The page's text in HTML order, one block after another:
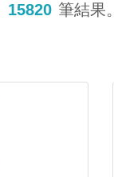
15820 筆結果。